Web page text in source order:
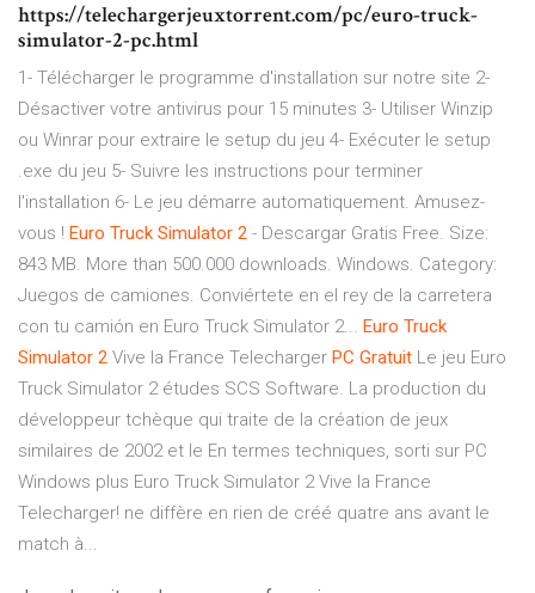
https://telechargerjeuxtorrent.com/pc/euro-truck-
simulator-2-pc.html
1- Télécharger le programme d'installation sur notre site 2-
Désactiver votre antivirus pour 15 minutes 3- Utiliser Winzip
ou Winrar pour extraire le setup du jeu 4- Exécuter le setup
.exe du jeu 5- Suivre les instructions pour terminer
l'installation 6- Le jeu démarre automatiquement. Amusez-
vous ! Euro Truck Simulator 2 - Descargar Gratis Free. Size:
843 MB. More than 500.000 downloads. Windows. Category:
Juegos de camiones. Conviértete en el rey de la carretera
con tu camión en Euro Truck Simulator 2... Euro Truck
Simulator 2 Vive la France Telecharger PC Gratuit Le jeu Euro
Truck Simulator 2 études SCS Software. La production du
développeur tchèque qui traite de la création de jeux
similaires de 2002 et le En termes techniques, sorti sur PC
Windows plus Euro Truck Simulator 2 Vive la France
Telecharger! ne diffère en rien de créé quatre ans avant le
match à...